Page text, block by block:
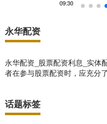
永华配资
永华配资_股票配资利息_实体
者在参与股票配资时，应充分
话题标签